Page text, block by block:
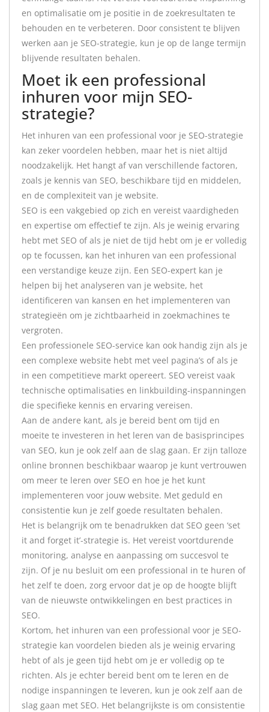
en optimalisatie om je positie in de zoekresultaten te
behouden en te verbeteren. Door consistent te blijven
werken aan je SEO-strategie, kun je op de lange termijn
blijvende resultaten behalen.
Moet ik een professional
inhuren voor mijn SEO-
strategie?
Het inhuren van een professional voor je SEO-strategie
kan zeker voordelen hebben, maar het is niet altijd
noodzakelijk. Het hangt af van verschillende factoren,
zoals je kennis van SEO, beschikbare tijd en middelen,
en de complexiteit van je website.
SEO is een vakgebied op zich en vereist vaardigheden
en expertise om effectief te zijn. Als je weinig ervaring
hebt met SEO of als je niet de tijd hebt om je er volledig
op te focussen, kan het inhuren van een professional
een verstandige keuze zijn. Een SEO-expert kan je
helpen bij het analyseren van je website, het
identificeren van kansen en het implementeren van
strategieën om je zichtbaarheid in zoekmachines te
vergroten.
Een professionele SEO-service kan ook handig zijn als je
een complexe website hebt met veel pagina’s of als je
in een competitieve markt opereert. SEO vereist vaak
technische optimalisaties en linkbuilding-inspanningen
die specifieke kennis en ervaring vereisen.
Aan de andere kant, als je bereid bent om tijd en
moeite te investeren in het leren van de basisprincipes
van SEO, kun je ook zelf aan de slag gaan. Er zijn talloze
online bronnen beschikbaar waarop je kunt vertrouwen
om meer te leren over SEO en hoe je het kunt
implementeren voor jouw website. Met geduld en
consistentie kun je zelf goede resultaten behalen.
Het is belangrijk om te benadrukken dat SEO geen ‘set
it and forget it’-strategie is. Het vereist voortdurende
monitoring, analyse en aanpassing om succesvol te
zijn. Of je nu besluit om een professional in te huren of
het zelf te doen, zorg ervoor dat je op de hoogte blijft
van de nieuwste ontwikkelingen en best practices in
SEO.
Kortom, het inhuren van een professional voor je SEO-
strategie kan voordelen bieden als je weinig ervaring
hebt of als je geen tijd hebt om je er volledig op te
richten. Als je echter bereid bent om te leren en de
nodige inspanningen te leveren, kun je ook zelf aan de
slag gaan met SEO. Het belangrijkste is om consistentie